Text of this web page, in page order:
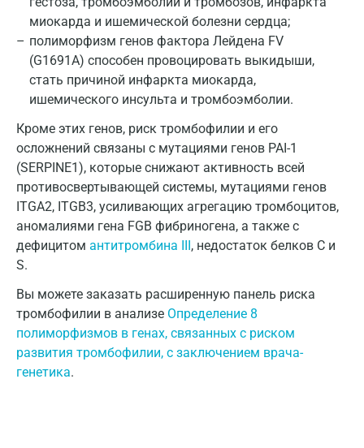
миокарда и ишемической болезни сердца;
полиморфизм генов фактора Лейдена FV
(G1691A) способен провоцировать выкидыши,
стать причиной инфаркта миокарда,
ишемического инсульта и тромбоэмболии.
Кроме этих генов, риск тромбофилии и его
осложнений связаны с мутациями генов PAI-1
(SERPINE1), которые снижают активность всей
противосвертывающей системы, мутациями генов
ITGA2, ITGB3, усиливающих агрегацию тромбоцитов,
аномалиями гена FGB фибриногена, а также с
дефицитом антитромбина III, недостаток белков С и
S.
Вы можете заказать расширенную панель риска
тромбофилии в анализе Определение 8
полиморфизмов в генах, связанных с риском
развития тромбофилии, с заключением врача-
генетика.
Калининград
Калуга
Кемерово
Ковров
Коломна
Королев
Кострома
Котельники
Красногорск
Краснодар
Красноярск
Курск